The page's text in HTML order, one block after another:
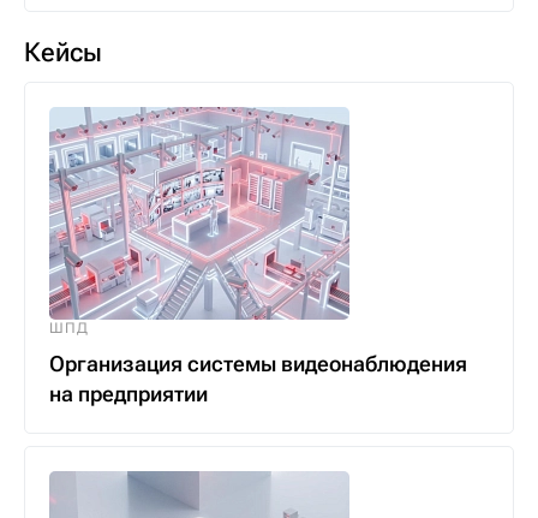
Кейсы
ШПД
Организация системы видеонаблюдения
на предприятии